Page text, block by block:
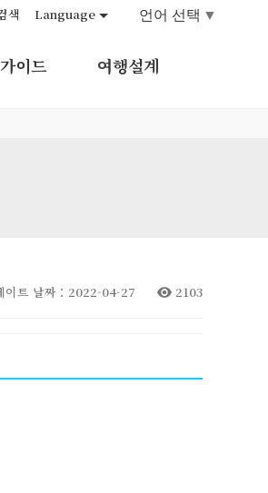
색 Language 언어 선택 ▼
이드 여행설계
이트 날짜：2022-04-27 2103